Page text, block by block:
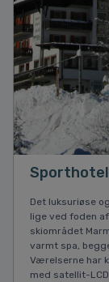
Sporthotel
Det luksuriøse
lige ved foden
skiområdet
varmt spa,
Værelserne har
med satellit-